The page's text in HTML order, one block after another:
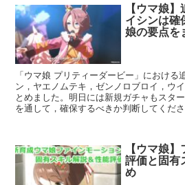
【ウマ娘
イシンは
娘の要点を
「ウマ娘 プリティーダービー」における
ン，ヤエノムテキ，ゼンノロブロイ，ウ
とめました。明日には新規ガチャもスタ
を通して，確保するべきか判断してくださ
【ウマ娘
評価と固有
め